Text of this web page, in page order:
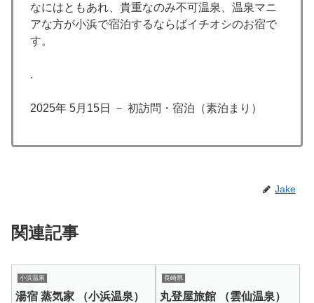
なにはともあれ、貴重なのみ不可温泉、温泉マニ
アな方が小浜で宿泊するならばイチオシのお宿で
す。
.
2025年 5月15日 － 初訪問・宿泊（素泊まり）
Jake
関連記事
小浜温泉
湯宿 蒸気家 （小浜温泉）
長崎県
丸登屋旅館 （雲仙温泉）